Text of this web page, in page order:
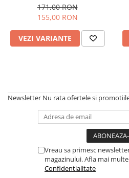
171,00 RON
155,00 RON
VEZI VARIANTE
Newsletter Nu rata ofertele si
Vreau sa primesc
magazinului. Afla mai
Confidentialitate